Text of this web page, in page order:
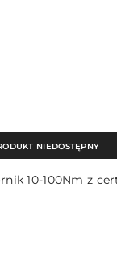
10-100Nm z
NIEDOSTĘPNY